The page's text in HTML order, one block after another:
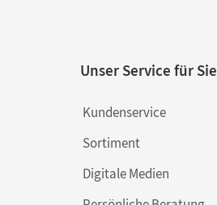
Unser Service für Sie
Kundenservice
Sortiment
Digitale Medien